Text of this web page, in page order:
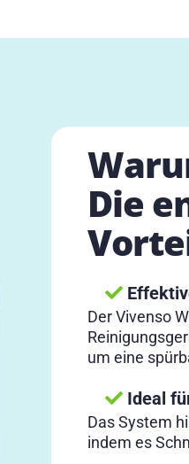
Die
Der Vivenso
um eine
Ideal
Das System
indem es